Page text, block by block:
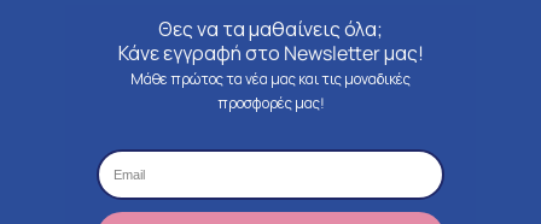
Θες να τα μαθαίνεις όλα;
Κάνε εγγραφή στο Newsletter μας!
Μάθε πρώτος τα νέα μας και τις μοναδικές
προσφορές μας!